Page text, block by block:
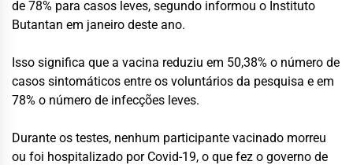
de 78% para casos leves, segundo informou o Instituto
Butantan em janeiro deste ano.
Isso significa que a vacina reduziu em 50,38% o número de
casos sintomáticos entre os voluntários da pesquisa e em
78% o número de infecções leves.
Durante os testes, nenhum participante vacinado morreu
ou foi hospitalizado por Covid-19, o que fez o governo de